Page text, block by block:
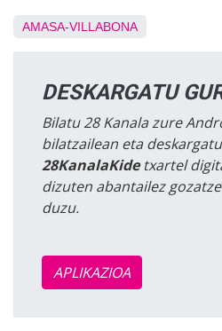
AMASA-VILLABONA
DESKARGATU
Bilatu 28 Kanala zure
bilatzailean eta
28KanalaKidetxartel
dizuten abantailez
duzu.
APLIKAZIOA